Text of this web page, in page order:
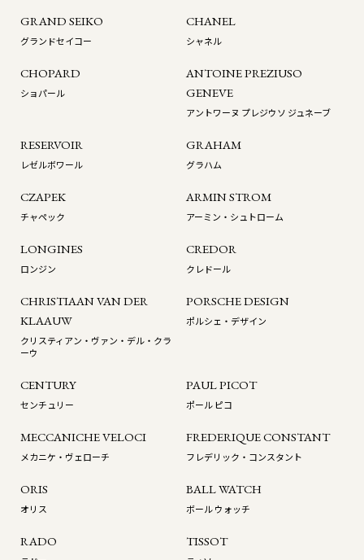
GRAND SEIKO
グランドセイコー
CHANEL
シャネル
CHOPARD
ショパール
ANTOINE PREZIUSO
GENEVE
アントワーヌ プレジウソ ジュネーブ
RESERVOIR
レゼルボワール
GRAHAM
グラハム
CZAPEK
チャペック
ARMIN STROM
アーミン・シュトローム
LONGINES
ロンジン
CREDOR
クレドール
CHRISTIAAN VAN DER
KLAAUW
クリスティアン・ヴァン・デル・クラ
ーウ
PORSCHE DESIGN
ポルシェ・デザイン
CENTURY
センチュリー
PAUL PICOT
ポール ピコ
MECCANICHE VELOCI
メカニケ・ヴェローチ
FREDERIQUE CONSTANT
フレデリック・コンスタント
ORIS
オリス
BALL WATCH
ボール ウォッチ
RADO TISSOT